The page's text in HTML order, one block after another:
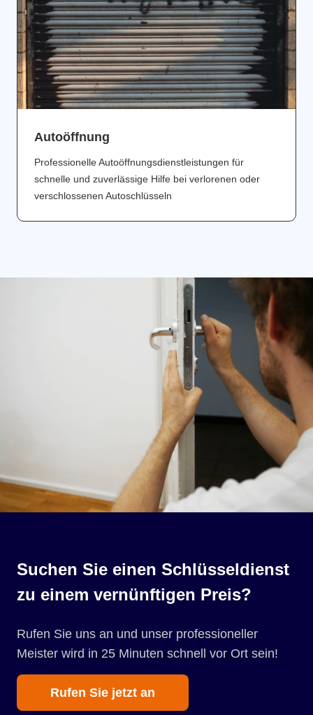
Аutoöffnung
Professionelle Autoöffnungsdienstleistungen für
schnelle und zuverlässige Hilfe bei verlorenen oder
verschlossenen Autoschlüsseln
Suchen Sie einen Schlüsseldienst
zu einem vernünftigen Preis?
Rufen Sie uns an und unser professioneller
Meister wird in 25 Minuten schnell vor Ort sein!
Rufen Sie jetzt an